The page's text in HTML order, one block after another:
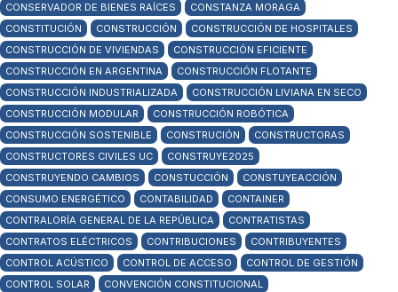
CONSERVADOR DE BIENES RAÍCES
CONSTANZA MORAGA
CONSTITUCIÓN
CONSTRUCCIÓN
CONSTRUCCIÓN DE HOSPITALES
CONSTRUCCIÓN DE VIVIENDAS
CONSTRUCCIÓN EFICIENTE
CONSTRUCCIÓN EN ARGENTINA
CONSTRUCCIÓN FLOTANTE
CONSTRUCCIÓN INDUSTRIALIZADA
CONSTRUCCIÓN LIVIANA EN SECO
CONSTRUCCIÓN MODULAR
CONSTRUCCIÓN ROBÓTICA
CONSTRUCCIÓN SOSTENIBLE
CONSTRUCIÓN
CONSTRUCTORAS
CONSTRUCTORES CIVILES UC
CONSTRUYE2025
CONSTRUYENDO CAMBIOS
CONSTUCCIÓN
CONSTUYEACCIÓN
CONSUMO ENERGÉTICO
CONTABILIDAD
CONTAINER
CONTRALORÍA GENERAL DE LA REPÚBLICA
CONTRATISTAS
CONTRATOS ELÉCTRICOS
CONTRIBUCIONES
CONTRIBUYENTES
CONTROL ACÚSTICO
CONTROL DE ACCESO
CONTROL DE GESTIÓN
CONTROL SOLAR
CONVENCIÓN CONSTITUCIONAL